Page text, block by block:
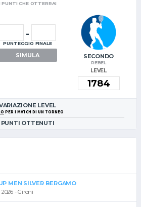
PUNTI CHE OTTERRAI
-
PUNTEGGIO FINALE
SIMULA SECONDO
REBEL
LEVEL
LEVEL
PER I MATCH DI UN TORNEO
PUNTI OTTENUTI
MEN SILVER BERGAMO
- Gironi